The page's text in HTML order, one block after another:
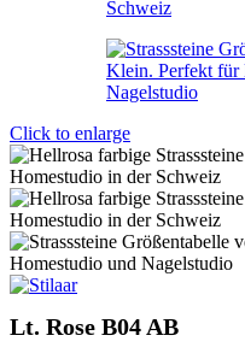
Click to enlarge
Lt. Rose B04 AB